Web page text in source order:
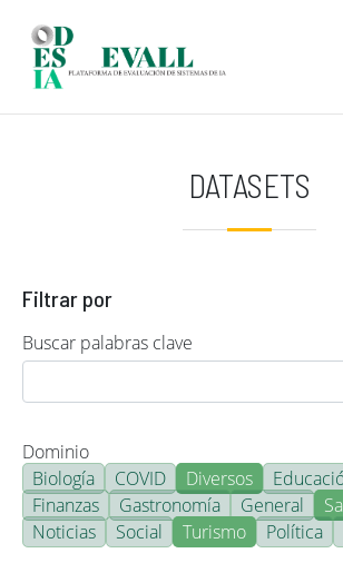
DATASETS
Filtrar por
Buscar palabras clave
Dominio
Biología
COVID Diversos
Finanzas
Gastronomía General
Noticias
Social Turismo Política